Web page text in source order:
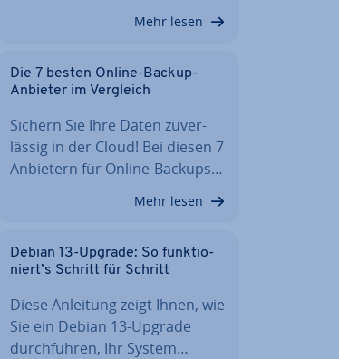
Mehr lesen
Die 7 besten Online-Backup-
Anbieter im Vergleich
Sichern Sie Ihre Daten zu­ver­
läs­sig in der Cloud! Bei diesen 7
Anbietern für Online-Backups…
Mehr lesen
Debian 13-Upgrade: So funk­tio­
niert’s Schritt für Schritt
Diese Anleitung zeigt Ihnen, wie
Sie ein Debian 13-Upgrade
durch­füh­ren, Ihr System…